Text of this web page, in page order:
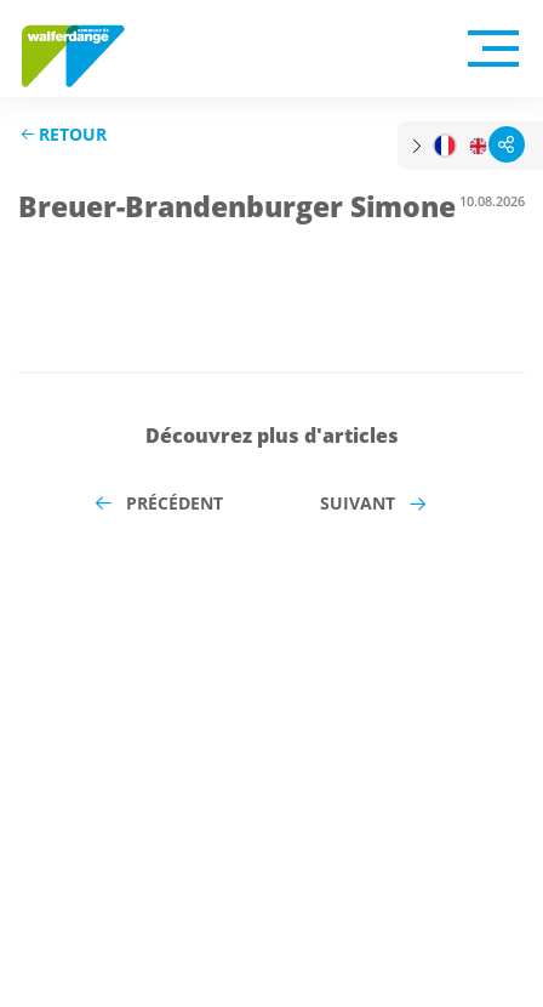
RETOUR
Breuer-Brandenburger Simone 10.08.2026
Découvrez plus d'articles
PRÉCÉDENT SUIVANT